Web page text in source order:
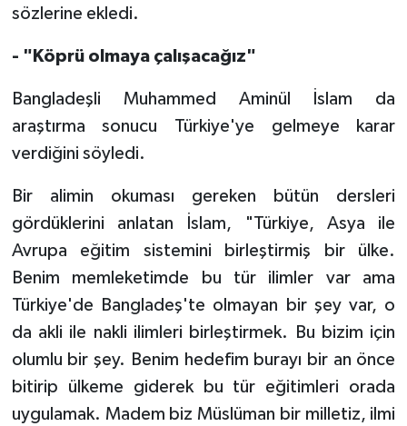
sözlerine ekledi.
- "Köprü olmaya çalışacağız"
Bangladeşli Muhammed Aminül İslam da
araştırma sonucu Türkiye'ye gelmeye karar
verdiğini söyledi.
Bir alimin okuması gereken bütün dersleri
gördüklerini anlatan İslam, "Türkiye, Asya ile
Avrupa eğitim sistemini birleştirmiş bir ülke.
Benim memleketimde bu tür ilimler var ama
Türkiye'de Bangladeş'te olmayan bir şey var, o
da akli ile nakli ilimleri birleştirmek. Bu bizim için
olumlu bir şey. Benim hedefim burayı bir an önce
bitirip ülkeme giderek bu tür eğitimleri orada
uygulamak. Madem biz Müslüman bir milletiz, ilmi
Mersin Müftülüğü
Muğla Müftülüğü
Muş Müftülüğü
Nevşehir Müftülüğü
Niğde Müftülüğü
Ordu Müftülüğü
Osmaniye Müftülüğü
Rize Müftülüğü
Sakarya Müftülüğü